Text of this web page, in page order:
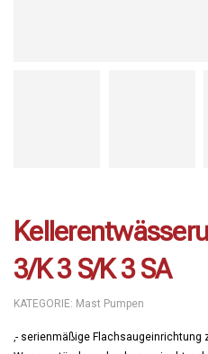
3/K 3 S/K 3 SA
KATEGORIE: Mast Pumpen
‚- serienmäßige